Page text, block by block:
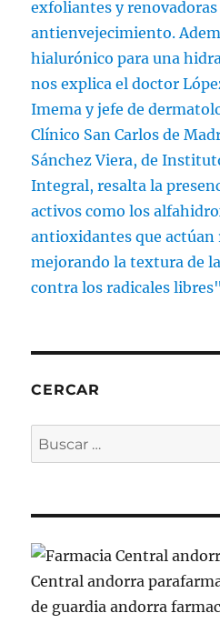
CERCAR
Buscar
por: